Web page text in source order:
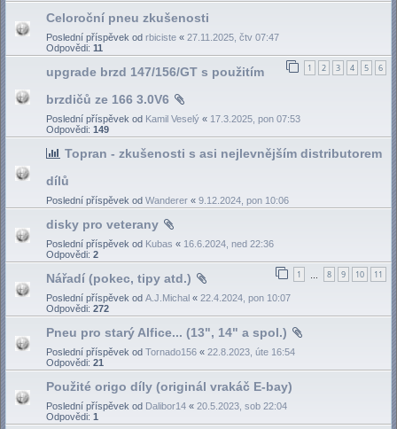
Celoroční pneu zkušenosti
Poslední příspěvek od rbiciste « 27.11.2025, čtv 07:47
Odpovědi: 11
1 2 3 4 5 6
upgrade brzd 147/156/GT s použitím
brzdičů ze 166 3.0V6
Poslední příspěvek od Kamil Veselý « 17.3.2025, pon 07:53
Odpovědi: 149
Topran - zkušenosti s asi nejlevnějším distributorem
dílů
Poslední příspěvek od Wanderer « 9.12.2024, pon 10:06
disky pro veterany
Poslední příspěvek od Kubas « 16.6.2024, ned 22:36
Odpovědi: 2
1 8 9 10 11
Nářadí (pokec, tipy atd.)
Poslední příspěvek od A.J.Michal « 22.4.2024, pon 10:07
Odpovědi: 272
Pneu pro starý Alfice... (13", 14" a spol.)
Poslední příspěvek od Tornado156 « 22.8.2023, úte 16:54
Odpovědi: 21
Použité origo díly (originál vrakáč E-bay)
Poslední příspěvek od Dalibor14 « 20.5.2023, sob 22:04
Odpovědi: 1